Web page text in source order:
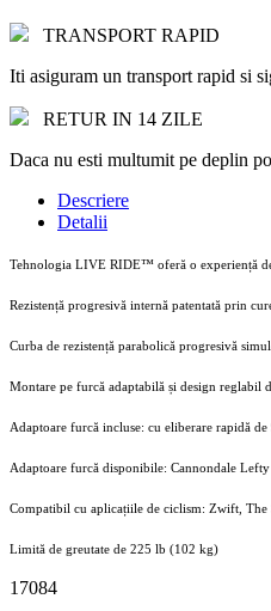
TRANSPORT RAPID
Iti asiguram un transport rapid si
RETUR IN 14 ZILE
Daca nu esti multumit pe deplin
Descriere
Detalii
Tehnologia LIVE RIDE™ oferă o experiență
Rezistență progresivă internă patentată prin
Curba de rezistență parabolică progresivă
Montare pe furcă adaptabilă și design reglabil
Adaptoare furcă incluse: cu eliberare rapidă
Adaptoare furcă disponibile: Cannondale
Compatibil cu aplicațiile de ciclism: Zwift, The
Limită de greutate de 225 lb (102 kg)
17084